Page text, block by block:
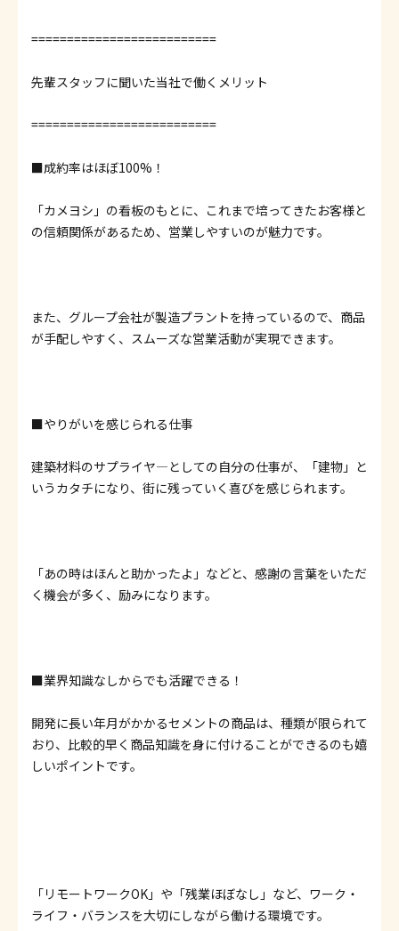
==========================
先輩スタッフに聞いた当社で働くメリット
==========================
■成約率はほぼ100%！
「カメヨシ」の看板のもとに、これまで培ってきたお客様と
の信頼関係があるため、営業しやすいのが魅力です。
また、グループ会社が製造プラントを持っているので、商品
が手配しやすく、スムーズな営業活動が実現できます。
■やりがいを感じられる仕事
建築材料のサプライヤ―としての自分の仕事が、「建物」と
いうカタチになり、街に残っていく喜びを感じられます。
「あの時はほんと助かったよ」などと、感謝の言葉をいただ
く機会が多く、励みになります。
■業界知識なしからでも活躍できる！
開発に長い年月がかかるセメントの商品は、種類が限られて
おり、比較的早く商品知識を身に付けることができるのも嬉
しいポイントです。
「リモートワークOK」や「残業ほぼなし」など、ワーク・
ライフ・バランスを大切にしながら働ける環境です。